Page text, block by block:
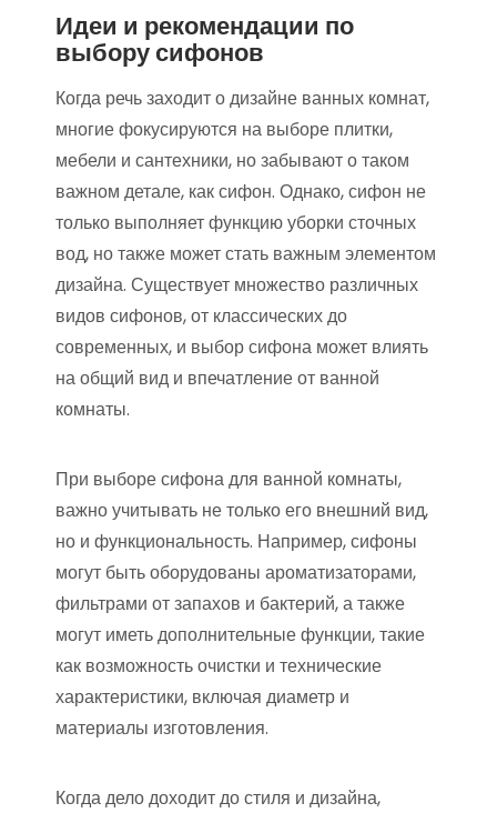
Идеи и рекомендации по
выбору сифонов
Когда речь заходит о дизайне ванных комнат,
многие фокусируются на выборе плитки,
мебели и сантехники, но забывают о таком
важном детале, как сифон. Однако, сифон не
только выполняет функцию уборки сточных
вод, но также может стать важным элементом
дизайна. Существует множество различных
видов сифонов, от классических до
современных, и выбор сифона может влиять
на общий вид и впечатление от ванной
комнаты.
При выборе сифона для ванной комнаты,
важно учитывать не только его внешний вид,
но и функциональность. Например, сифоны
могут быть оборудованы ароматизаторами,
фильтрами от запахов и бактерий, а также
могут иметь дополнительные функции, такие
как возможность очистки и технические
характеристики, включая диаметр и
материалы изготовления.
Когда дело доходит до стиля и дизайна,